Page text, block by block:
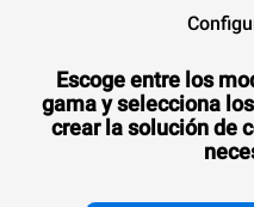
Escoge entre los
gama y selecciona
crear la solución de